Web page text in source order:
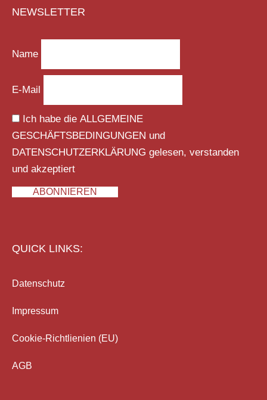
NEWSLETTER
Name
E-Mail
Ich habe dieALLGEMEINE
GESCHÄFTSBEDINGUNGEN und
DATENSCHUTZERKLÄRUNG gelesen, verstanden
und akzeptiert
ABONNIEREN
QUICK LINKS:
Datenschutz
Impressum
Cookie-Richtlienien (EU)
AGB